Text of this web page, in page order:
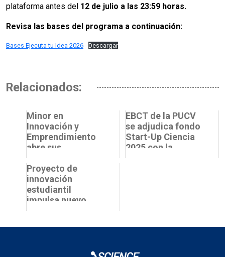
plataforma antes del 12 de julio a las 23:59 horas.
Revisa las bases del programa a continuación:
Bases Ejecuta tu Idea 2026 Descargar
Relacionados:
Minor en
Innovación y
Emprendimiento
abre sus
ingreso para el
segundo semestre
2024
EBCT de la PUCV
se adjudica fondo
Start-Up Ciencia
2025 con la
Proyecto de
innovación
estudiantil
impulsa nuevo